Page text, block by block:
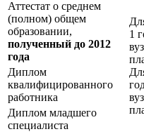
Аттестат о среднем
(полном) общем
образовании,
полученный до 2012
года
1
Диплом
квалифицированного
работника
Диплом младшего
специалиста